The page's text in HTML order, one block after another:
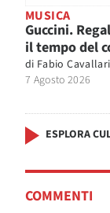
MUSICA
Guccini.
il tempo del
di Fabio Cavallari
7 Agosto 2026
ESPLORA
COMMENTI